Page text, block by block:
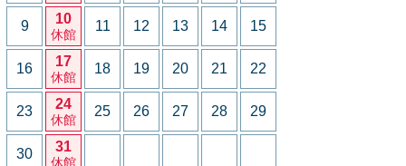
9 10
休館
11 12 13 14 15
16 17
休館
18 19 20 21 22
23 24
休館
25 26 27 28 29
30 31
休館